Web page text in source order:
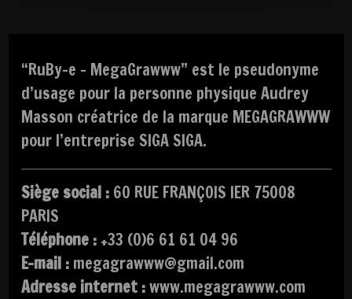
“RuBy-e – MegaGrawww” est le pseudonyme
d’usage pour la personne physique Audrey
Masson créatrice de la marque MEGAGRAWWW
pour l’entreprise SIGA SIGA.
Siège social :60 RUE FRANÇOIS IER 75008
PARIS
Téléphone :+33 (0)6 61 61 04 96
E-mail :megagrawww@gmail.com
Adresse internet :www.megagrawww.com